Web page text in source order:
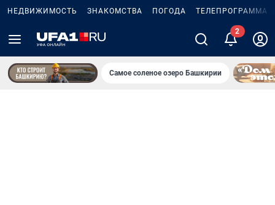
НЕДВИЖИМОСТЬ ЗНАКОМСТВА ПОГОДА ТЕЛЕПРОГРАММА
Самое соленое озеро Башкирии